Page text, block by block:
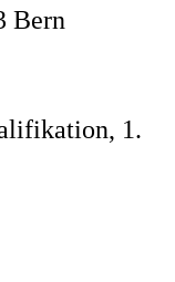
Bern
1.